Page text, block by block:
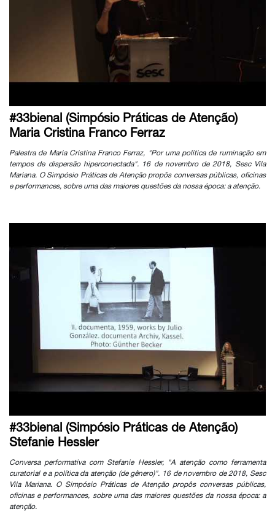
#33bienal (Simpósio Práticas de Atenção)
Maria Cristina Franco Ferraz
Palestra de Maria Cristina Franco Ferraz, "Por uma política de ruminação em
tempos de dispersão hiperconectada". 16 de novembro de 2018, Sesc Vila
Mariana. O Simpósio Práticas de Atenção propôs conversas públicas, oficinas
e performances, sobre uma das maiores questões da nossa época: a atenção.
#33bienal (Simpósio Práticas de Atenção)
Stefanie Hessler
Conversa performativa com Stefanie Hessler, "A atenção como ferramenta
curatorial e a política da atenção (de gênero)". 16 de novembro de 2018, Sesc
Vila Mariana. O Simpósio Práticas de Atenção propôs conversas públicas,
oficinas e performances, sobre uma das maiores questões da nossa época: a
atenção.